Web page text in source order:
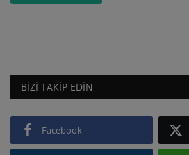
BIZI TAKIP EDIN
Facebook